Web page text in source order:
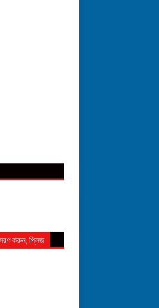
করুন, প্লিজ